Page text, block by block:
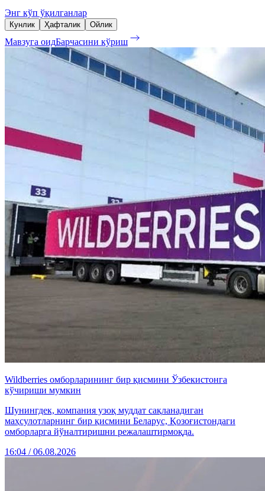
Энг кўп ўқилганлар
Кунлик Ҳафталик Ойлик
Мавзуга оидБарчасини кўриш
Wildberries омборларининг бир қисмини Ўзбекистонга
кўчириши мумкин
Шунингдек, компания узоқ муддат сақланадиган
маҳсулотларнинг бир қисмини Беларус, Қозоғистондаги
омборларга йўналтиришни режалаштирмоқда.
16:04 / 06.08.2026